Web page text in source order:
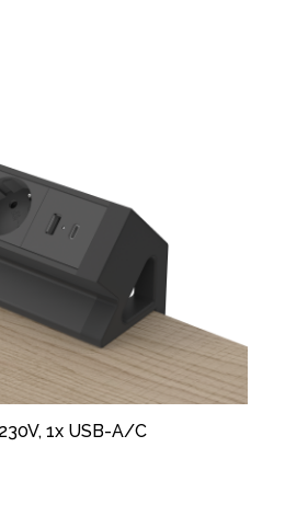
1x USB-A/C